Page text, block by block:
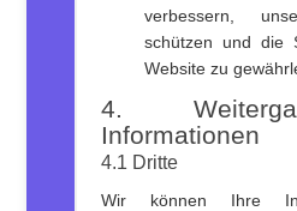
verbessern,
schützen und die
Website zu
4.
Informationen
4.1 Dritte
Wir können Ihre